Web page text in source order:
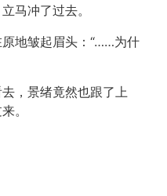
马冲了过去。
地皱起眉头：“……为什
，景绪竟然也跟了上
。